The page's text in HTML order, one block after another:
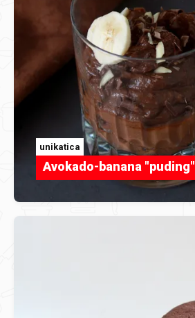
unikatica
Avokado-banana "puding"